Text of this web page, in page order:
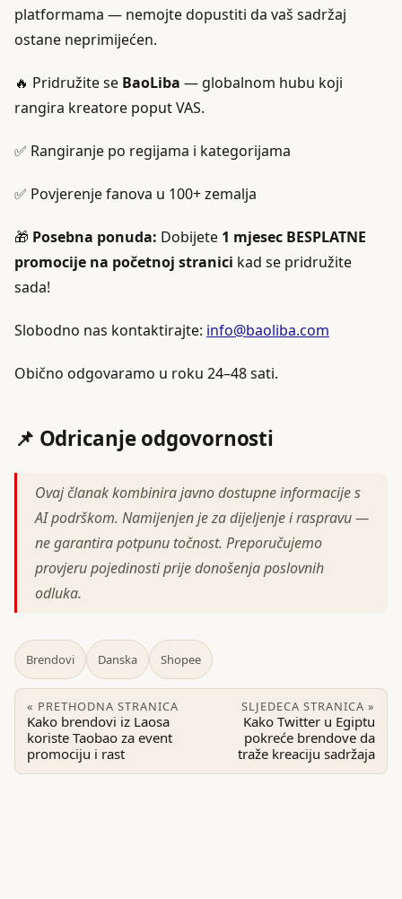
platformama — nemojte dopustiti da vaš sadržaj
ostane neprimijećen.
🔥 Pridružite se BaoLiba — globalnom hubu koji
rangira kreatore poput VAS.
✅ Rangiranje po regijama i kategorijama
✅ Povjerenje fanova u 100+ zemalja
🎁 Posebna ponuda: Dobijete 1 mjesec BESPLATNE
promocije na početnoj stranici kad se pridružite
sada!
Slobodno nas kontaktirajte: info@baoliba.com
Obično odgovaramo u roku 24–48 sati.
📌 Odricanje odgovornosti
Ovaj članak kombinira javno dostupne informacije s
AI podrškom. Namijenjen je za dijeljenje i raspravu —
ne garantira potpunu točnost. Preporučujemo
provjeru pojedinosti prije donošenja poslovnih
odluka.
Brendovi Danska Shopee
« PRETHODNA STRANICA
Kako brendovi iz Laosa
koriste Taobao za event
promociju i rast
SLJEDECA STRANICA »
Kako Twitter u Egiptu
pokreće brendove da
traže kreaciju sadržaja